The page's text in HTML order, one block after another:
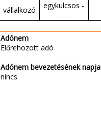
vállalkozó
egykulcsos -
-
Adónem
Előrehozott adó
Adónem bevezetésének napja
nincs